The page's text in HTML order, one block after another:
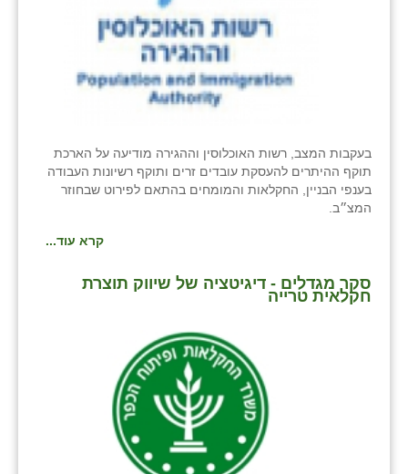
בעקבות המצב, רשות האוכלוסין וההגירה מודיעה על הארכת
תוקף ההיתרים להעסקת עובדים זרים ותוקף רשיונות העבודה
בענפי הבניין, החקלאות והמומחים בהתאם לפירוט שבחוזר
המצ״ב.
קרא עוד...
סקר מגדלים - דיגיטציה של שיווק תוצרת
חקלאית טרייה